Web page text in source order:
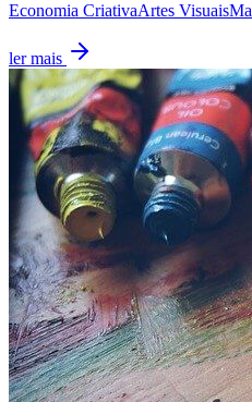
Economia CriativaArtes Visuais
ler mais